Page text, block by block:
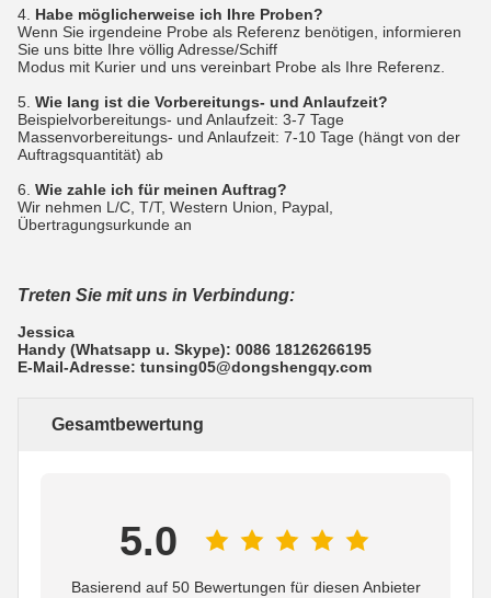
4. Habe möglicherweise ich Ihre Proben?
Wenn Sie irgendeine Probe als Referenz benötigen, informieren
Sie uns bitte Ihre völlig Adresse/Schiff
Modus mit Kurier und uns vereinbart Probe als Ihre Referenz.
5. Wie lang ist die Vorbereitungs- und Anlaufzeit?
Beispielvorbereitungs- und Anlaufzeit: 3-7 Tage
Massenvorbereitungs- und Anlaufzeit: 7-10 Tage (hängt von der
Auftragsquantität) ab
6. Wie zahle ich für meinen Auftrag?
Wir nehmen L/C, T/T, Western Union, Paypal,
Übertragungsurkunde an
Treten Sie mit uns in Verbindung:
Jessica
Handy (Whatsapp u. Skype): 0086 18126266195
E-Mail-Adresse: tunsing05@dongshengqy.com
Gesamtbewertung
5.0
Basierend auf 50 Bewertungen für diesen Anbieter